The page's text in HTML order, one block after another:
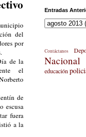
del
por
de la
el
de
escusa
fuera
a la
Entradas
Contáctanos
Nacional
educación